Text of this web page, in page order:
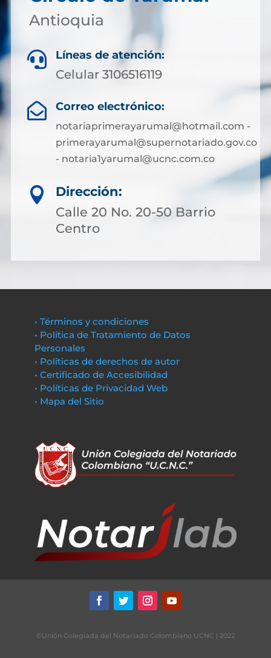
Antioquia
 Líneas de atención:
Celular 3106516119
 Correo electrónico:
notariaprimerayarumal@hotmail.com -
primerayarumal@supernotariado.gov.co
- notaria1yarumal@ucnc.com.co

Dirección:
Calle 20 No. 20-50 Barrio
Centro
• Términos y condiciones
• Política de Tratamiento de Datos
Personales
• Políticas de derechos de autor
• Certificado de Accesibilidad
• Políticas de Privacidad Web
• Mapa del Sitio
©Unión Colegiada del Notariado Colombiano UCNC | 2022